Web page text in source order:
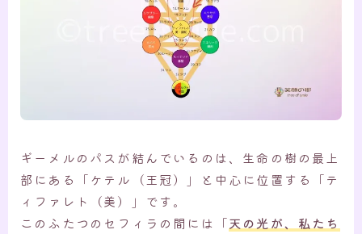
ギーメルのパスが結んでいるのは、生命の樹の最上
部にある「ケテル（王冠）」と中心に位置する「テ
ィファレト（美）」です。
このふたつのセフィラの間には「天の光が、私たち